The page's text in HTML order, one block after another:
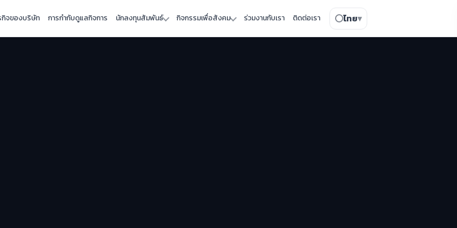
จของบริษัท การกำกับดูแลกิจการ นักลงทุนสัมพันธ์ กิจกรรมเพื่อสังคม ร่วมงานกับเรา ติดต่อเรา ไทย▾